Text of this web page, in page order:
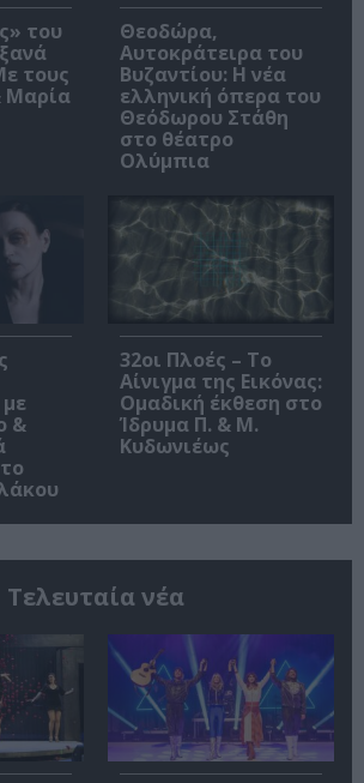
του
τους
Μαρία
Θεοδώρα,
Αυτοκράτειρα του
Βυζαντίου: Η νέα
ελληνική όπερα του
Θεόδωρου Στάθη
στο θέατρο
Ολύμπια
&
32οι Πλοές – Το
Αίνιγμα της Εικόνας:
Ομαδική έκθεση στο
Ίδρυμα Π. & Μ.
Κυδωνιέως
Τελευταία νέα